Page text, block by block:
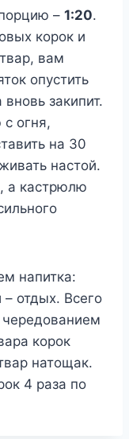
– 1:20.
корок и
вам
опустить
закипит.
огня,
на 30
настой.
а кастрюлю
напитка:
отдых. Всего
корок
натощак.
4 раза по